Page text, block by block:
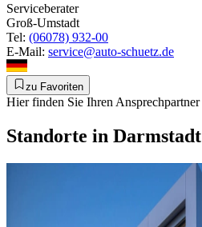
Serviceberater
Groß-Umstadt
Tel: (06078) 932-00
E-Mail: service@auto-schuetz.de
zu Favoriten
Hier finden Sie Ihren Ansprechpartner
Standorte in Darmstadt